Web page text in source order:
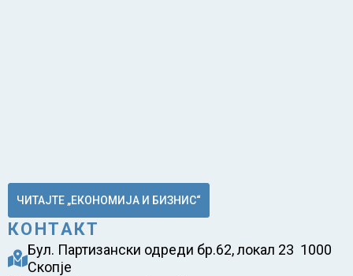
ЧИТАЈТЕ „ЕКОНОМИЈА И БИЗНИС“
КОНТАКТ
Бул. Партизански одреди бр.62, локал 23 1000
Скопје